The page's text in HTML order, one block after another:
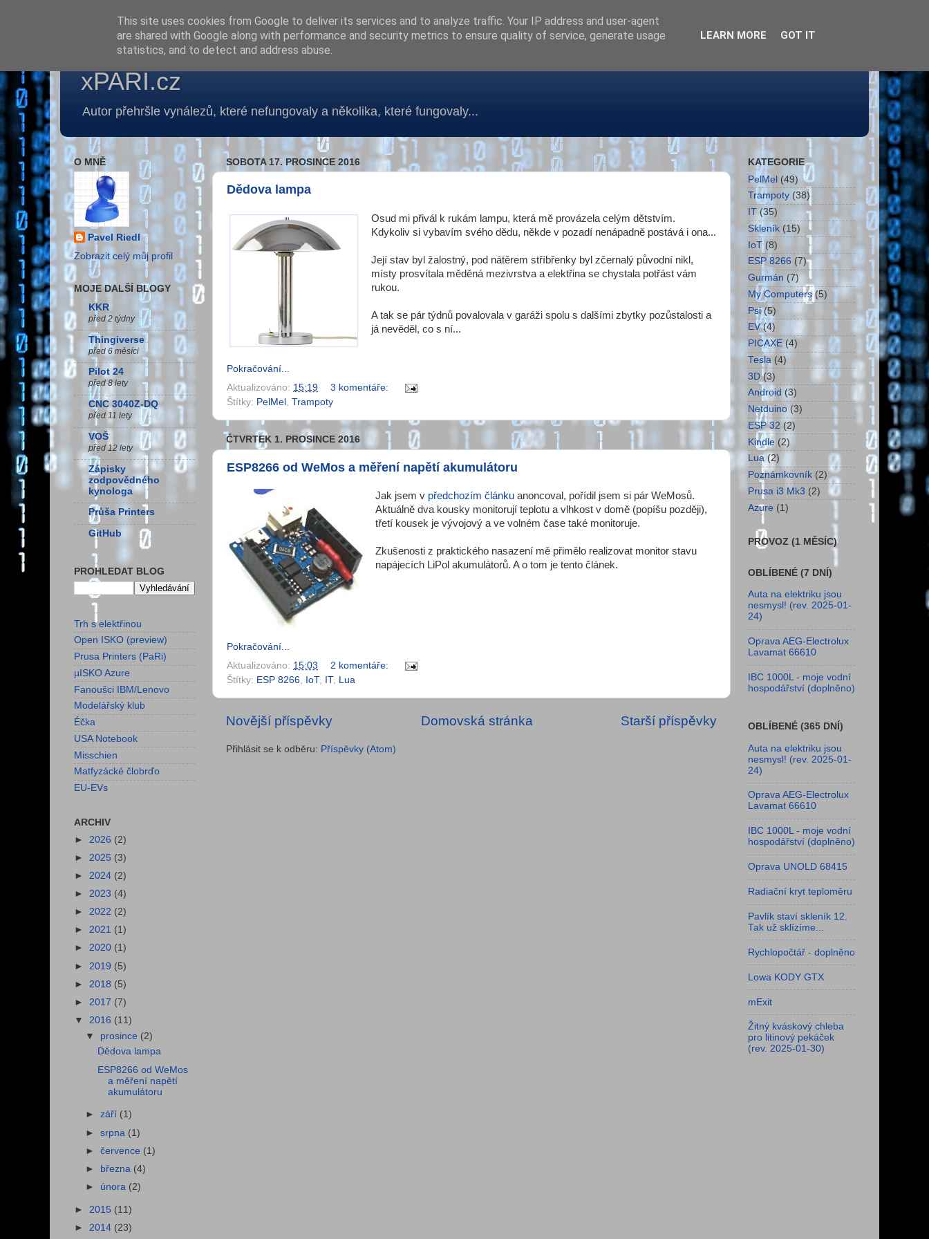
xPARI.cz
Autor přehršle vynálezů, které nefungovaly a několika, které fungovaly...
SOBOTA 17. PROSINCE 2016
Dědova lampa
Osud mi přivál k rukám lampu, která mě provázela celým dětstvím.
Kdykoliv si vybavím svého dědu, někde v pozadí nenápadně postává i ona...
Její stav byl žalostný, pod nátěrem stříbřenky byl zčernalý původní nikl,
místy prosvítala měděná mezivrstva a elektřina se chystala potřást vám
rukou.
A tak se pár týdnů povalovala v garáži spolu s dalšími zbytky pozůstalosti a
já nevěděl, co s ní...
Pokračování...
Aktualizováno: 15:19
3 komentáře:
Štítky: PelMel , Trampoty
ČTVRTEK 1. PROSINCE 2016
ESP8266 od WeMos a měření napětí akumulátoru
Jak jsem v předchozím článkuanoncoval, pořídil jsem si pár WeMosů.
Aktuálně dva kousky monitorují teplotu a vlhkost v domě (popíšu později),
třetí kousek je vývojový a ve volném čase také monitoruje.
Zkušenosti z praktického nasazení mě přimělo realizovat monitor stavu
napájecích LiPol akumulátorů. A o tom je tento článek.
Pokračování...
Aktualizováno: 15:03
2 komentáře:
Štítky: ESP 8266 IoT, IT, Lua
Novější příspěvky Starší příspěvky
Domovská stránka
Přihlásit se k odběru: Příspěvky (Atom)
O MNĚ
Pavel Riedl
Zobrazit celý můj profil
MOJE DALŠÍ BLOGY
KKR
před 2 týdny
Thingiverse
před 6 měsíci
Pilot 24
před 8 lety
CNC 3040Z-DQ
před 11 lety
VOŠ
před 12 lety
Zápisky
zodpovědného
kynologa
Průša Printers
GitHub
PROHLEDAT BLOG
Trh s elektřinou
Open ISKO (preview)
Prusa Printers (PaRi)
µISKO Azure
Fanoušci IBM/Lenovo
Modelářský klub
Éčka
USA Notebook
Misschien
Matfyzácké člobrďo
EU-EVs
ARCHIV
► 2026 (2)
► 2025 (3)
► 2024 (2)
► 2023 (4)
► 2022 (2)
► 2021 (1)
► 2020 (1)
► 2019 (5)
► 2018 (5)
► 2017 (7)
▼ 2016 (11)
▼ prosince (2)
Dědova lampa
ESP8266 od WeMos
a měření napětí
akumulátoru
►září (1)
►srpna (1)
►července (1)
►
března (4)
► února (2)
► 2015 (11)
► 2014 (23)
KATEGORIE
PelMel (49)
Trampoty (38)
IT (35)
Skleník (15)
IoT (8)
ESP 8266 (7)
Gurmán (7)
My Computers (5)
Psi (5)
EV (4)
PICAXE (4)
Tesla (4)
3D (3)
Android (3)
Netduino (3)
ESP 32 (2)
Kindle (2)
Lua (2)
Poznámkovník (2)
Prusa i3 Mk3 (2)
Azure (1)
PROVOZ (1 MĚSÍC)
OBLÍBENÉ (7 DNÍ)
Auta na elektriku jsou
nesmysl! (rev. 2025-01-
24)
Oprava AEG-Electrolux
Lavamat 66610
IBC 1000L - moje vodní
hospodářství (doplněno)
OBLÍBENÉ (365 DNÍ)
Auta na elektriku jsou
nesmysl! (rev. 2025-01-
24)
Oprava AEG-Electrolux
Lavamat 66610
IBC 1000L - moje vodní
hospodářství (doplněno)
Oprava UNOLD 68415
Radiační kryt teploměru
Pavlík staví skleník 12.
Tak už sklízíme...
Rychlopočtář - doplněno
Lowa KODY GTX
mExit
Žitný kváskový chleba
pro litinový pekáček
(rev. 2025-01-30)
This site uses cookies from Google to deliver its services and to analyze traffic. Your IP address and user-agent
are shared with Google along with performance and security metrics to ensure quality of service, generate usage
statistics, and to detect and address abuse.
LEARN MORE GOT IT